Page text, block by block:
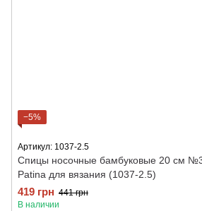
−5%
Артикул: 1037-2.5
Спицы носочные бамбуковые 20 см
Patina для вязания (1037-2.5)
419 грн 441 грн
В наличии